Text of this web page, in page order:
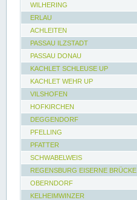
WILHERING
ERLAU
ACHLEITEN
PASSAU ILZSTADT
PASSAU DONAU
KACHLET SCHLEUSE UP
KACHLET WEHR UP
VILSHOFEN
HOFKIRCHEN
DEGGENDORF
PFELLING
PFATTER
SCHWABELWEIS
REGENSBURG EISERNE BRÜCKE
OBERNDORF
KELHEIMWINZER